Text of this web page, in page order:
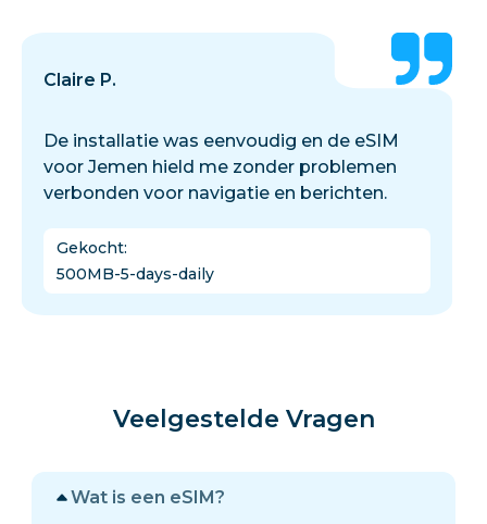
Claire P.
De installatie was eenvoudig en de eSIM
voor Jemen hield me zonder problemen
verbonden voor navigatie en berichten.
Gekocht:
500MB-5-days-daily
Veelgestelde Vragen
Wat is een eSIM?